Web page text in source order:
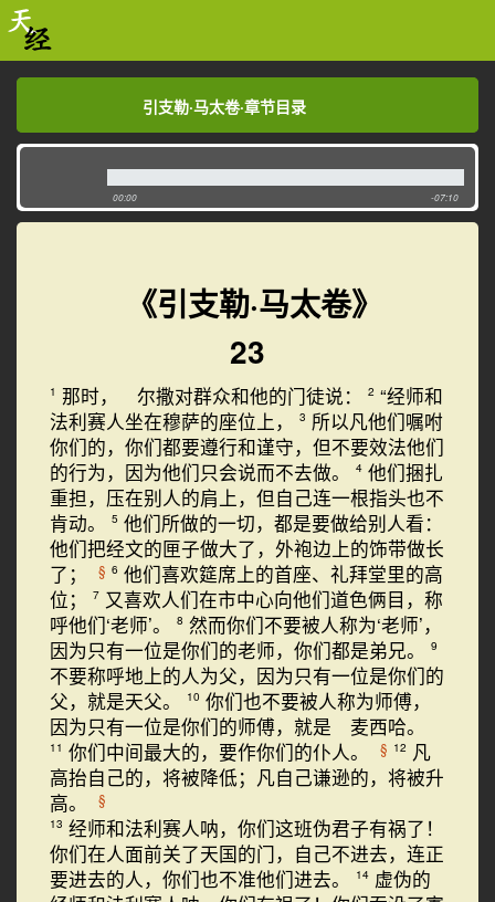
引支勒·马太卷·章节目录
引支勒·马太卷·章节目录
00:00 -07:10
《引支勒·马太卷》
23
1 那时， 尔撒对群众和他的门徒说： 2 “经师和
法利赛人坐在穆萨的座位上，
3 所以凡他们嘱咐
你们的，你们都要遵行和谨守，但不要效法他们
的行为，因为他们只会说而不去做。
4 他们捆扎
重担，压在别人的肩上，但自己连一根指头也不
肯动。
5 他们所做的一切，都是要做给别人看：
他们把经文的匣子做大了，外袍边上的饰带做长
了；
§ 6 他们喜欢筵席上的首座、礼拜堂里的高
位；
7 又喜欢人们在市中心向他们道色俩目，称
呼他们‘老师’。
8 然而你们不要被人称为‘老师’，
因为只有一位是你们的老师，你们都是弟兄。
9
不要称呼地上的人为父，因为只有一位是你们的
父，就是天父。
10 你们也不要被人称为师傅，
因为只有一位是你们的师傅，就是 麦西哈。
11 你们中间最大的，要作你们的仆人。 § 12 凡
高抬自己的，将被降低；凡自己谦逊的，将被升
高。
§
13 经师和法利赛人呐，你们这班伪君子有祸了！
你们在人面前关了天国的门，自己不进去，连正
要进去的人，你们也不准他们进去。
14 虚伪的